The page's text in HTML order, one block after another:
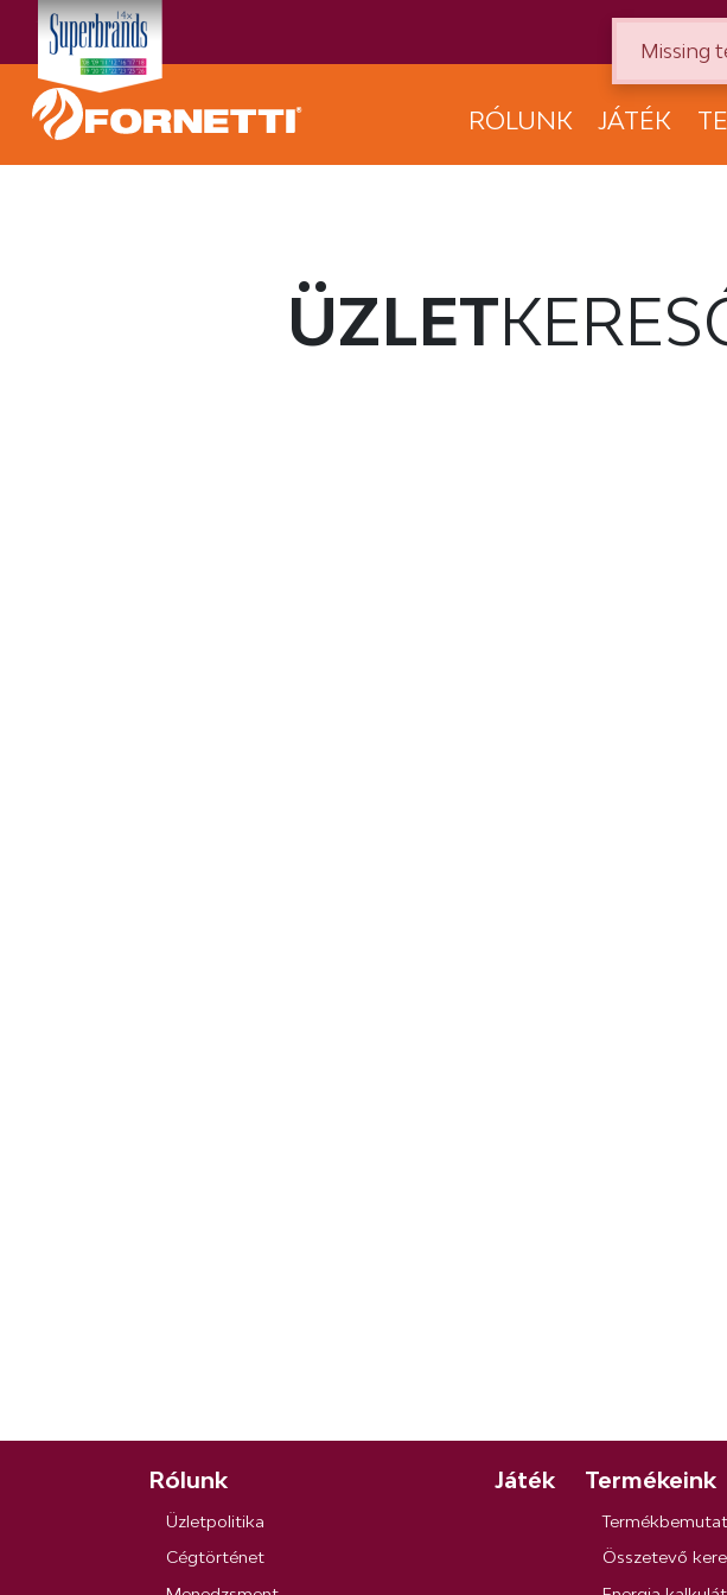
RÓLUNK JÁTÉK
ÜZLET
Rólunk
Üzletpolitika
Cégtörténet
Játék Termékeink
Összetevő
Missing